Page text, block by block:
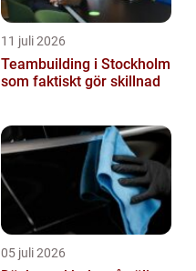
11 juli 2026
Teambuilding i Stockholm
som faktiskt gör skillnad
05 juli 2026